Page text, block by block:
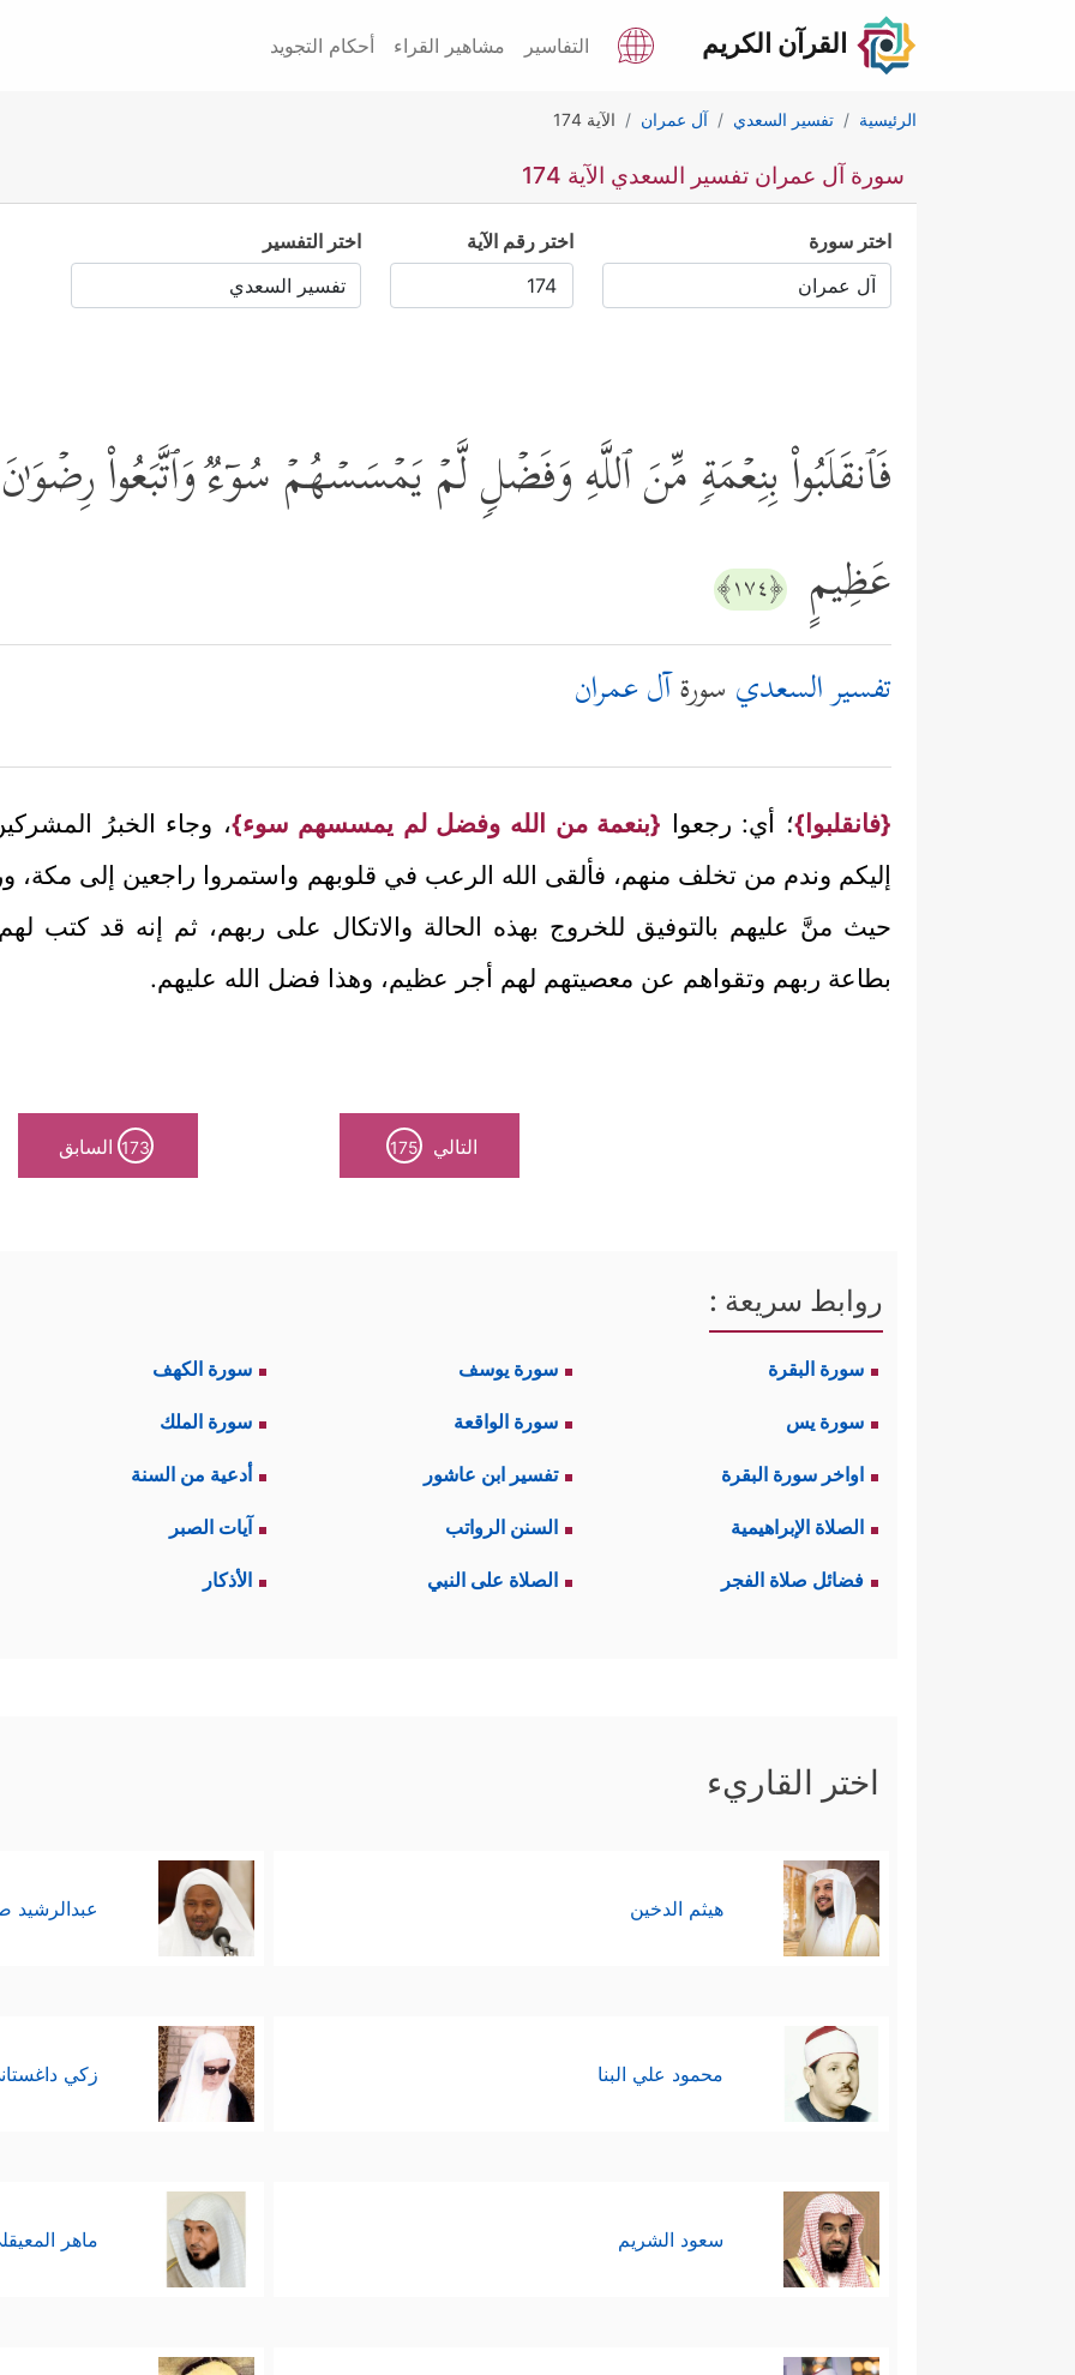
القرآن الكريم التفاسير مشاهير القراء أحكام التجويد
الرئيسية تفسير السعدي آل عمران الآية 174
سورة آل عمران تفسير السعدي الآية 174
اختر سورة اختر رقم الآية اختر التفسير
فَٱنقَلَبُواْ بِنِعۡمَةࣲ مِّنَ ٱللَّهِ وَفَضۡلࣲ لَّمۡ یَمۡسَسۡهُمۡ سُوۤءࣱ وَٱتَّبَعُواْ رِضۡوَ ٰ⁠نَ
عَظِیمٍ ﴿١٧٤﴾
تفسير السعدي سورةآل عمران
{فانقلبوا}؛ أي: رجعوا {بنعمة من الله وفضل لم يمسسهم سوء}، وجاء الخبرُ
إليكم وندم من تخلف منهم، فألقى الله الرعب في قلوبهم واستمروا راجعين إلى مكة،
حيث منَّ عليهم بالتوفيق للخروج بهذه الحالة والاتكال على ربهم، ثم إنه قد كتب
بطاعة ربهم وتقواهم عن معصيتهم لهم أجر عظيم، وهذا فضل الله عليهم.
التالي 175
173 السابق
روابط سريعة :
سورة البقرة سورة يوسف سورة الكهف
سورة يس سورة الواقعة سورة الملك
اواخر سورة البقرة تفسير ابن عاشور أدعية من السنة
الصلاة الإبراهيمية السنن الرواتب آيات الصبر
فضائل صلاة الفجر الصلاة على النبي الأذكار
اختر القاريء
هيثم الدخين عبدالرشيد
محمود علي البنا زكي
سعود الشريم ماهر